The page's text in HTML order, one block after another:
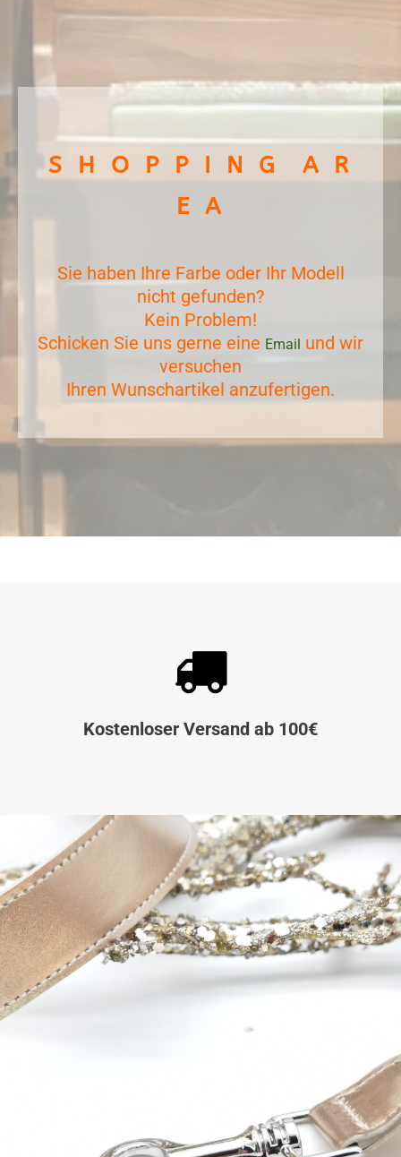
S H O P P I N G A R
E A
Sie haben Ihre Farbe oder Ihr Modell
nicht gefunden?
Kein Problem!
Schicken Sie uns gerne eine Email und wir
versuchen
Ihren Wunschartikel anzufertigen.

Kostenloser Versand ab 100€